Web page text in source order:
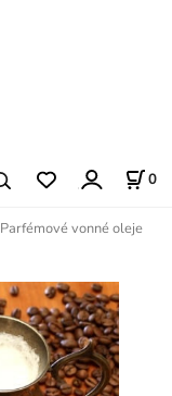
0
Parfémové vonné oleje